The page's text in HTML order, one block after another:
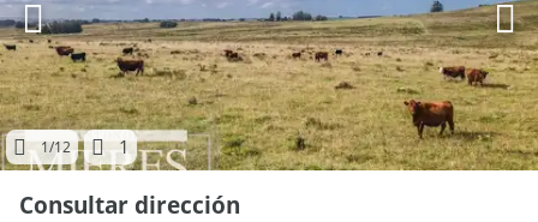
1/12 1
Consultar dirección